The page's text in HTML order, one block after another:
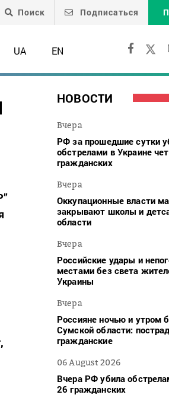
Поиск Подписаться
UA EN
НОВОСТИ
Вчера
РФ за прошедшие сутки
обстрелами в Украине
гражданских
Вчера
Оккупационные власти
закрывают школы и
области
Вчера
Российские удары и
местами без света
Украины
Вчера
Россияне ночью и утром
Сумской области:
гражданские
06 August 2026
Вчера РФ убила
26 гражданских